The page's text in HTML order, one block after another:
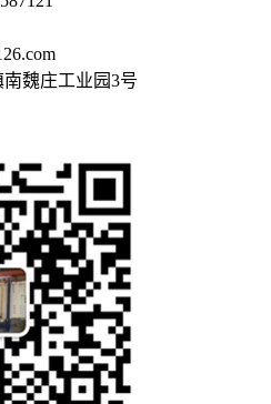
魏庄工业园3号